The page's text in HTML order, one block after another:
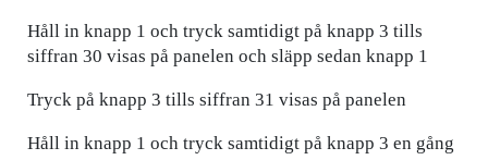
Håll in knapp 1 och tryck samtidigt på knapp 3 tills
siffran 30 visas på panelen och släpp sedan knapp 1
Tryck på knapp 3 tills siffran 31 visas på panelen
Håll in knapp 1 och tryck samtidigt på knapp 3 en gång